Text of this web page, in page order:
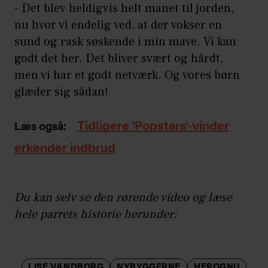
- Det blev heldigvis helt manet til jorden,
nu hvor vi endelig ved, at der vokser en
sund og rask søskende i min mave. Vi kan
godt det her. Det bliver svært og hårdt,
men vi har et godt netværk. Og vores børn
glæder sig sådan!
Læs også:
Tidligere 'Popstars'-vinder
erkender indbrud
Du kan selv se den rørende video og læse
hele parrets historie herunder: